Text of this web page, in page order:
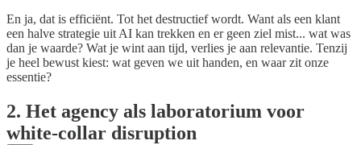
En ja, dat is efficiënt. Tot het destructief wordt. Want als een klant
een halve strategie uit AI kan trekken en er geen ziel mist... wat was
dan je waarde? Wat je wint aan tijd, verlies je aan relevantie. Tenzij
je heel bewust kiest: wat geven we uit handen, en waar zit onze
essentie?
2. Het agency als laboratorium voor
white-collar disruption